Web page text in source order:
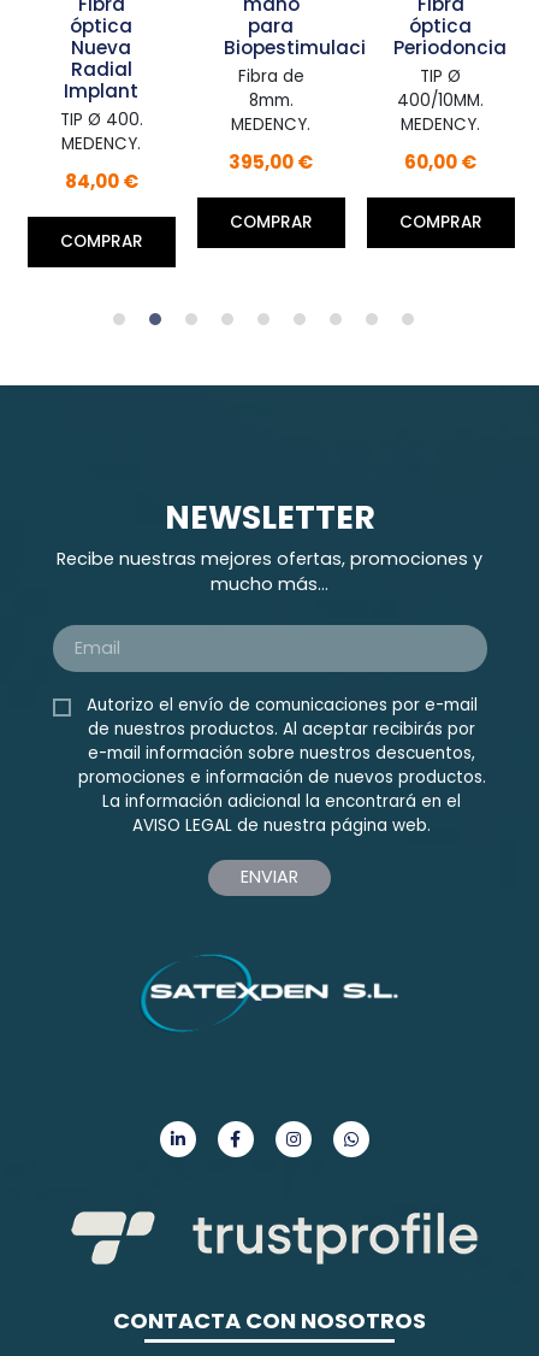
óptica
Nueva
Radial
Implant
TIP Ø 400.
MEDENCY.
84,00 €
COMPRAR
para
Biopestimulación
Fibra de
8mm.
MEDENCY.
395,00 €
COMPRAR
óptica
Periodoncia
TIP Ø
400/10MM.
MEDENCY.
60,00 €
COMPRAR
NEWSLETTER
Recibe nuestras mejores ofertas, promociones y
mucho más...
Autorizo el envío de comunicaciones por e-mail
de nuestros productos. Al aceptar recibirás por
e-mail información sobre nuestros descuentos,
promociones e información de nuevos productos.
La información adicional la encontrará en el
AVISO LEGAL de nuestra página web.
ENVIAR
CONTACTA CON NOSOTROS